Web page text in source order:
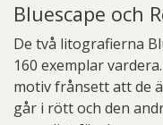
Bluescape och
De två litografierna
160 exemplar
motiv frånsett att de
går i rött och den